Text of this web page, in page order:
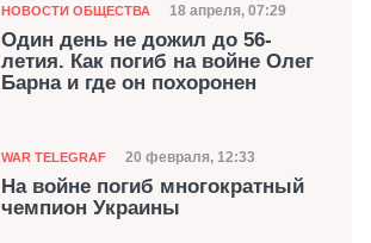
Категория
НОВОСТИ ОБЩЕСТВА Дата публикации
18 апреля, 07:29
Один день не дожил до 56-
летия. Как погиб на войне Олег
Барна и где он похоронен
Категория
WAR TELEGRAF Дата публикации
20 февраля, 12:33
На войне погиб многократный
чемпион Украины